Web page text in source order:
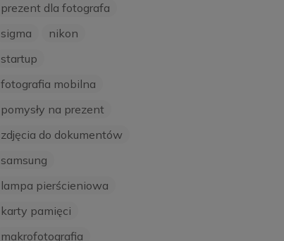
prezent dla fotografa
sigma
nikon
startup
fotografia mobilna
pomysły na prezent
zdjęcia do dokumentów
samsung
lampa pierścieniowa
karty pamięci
makrofotografia